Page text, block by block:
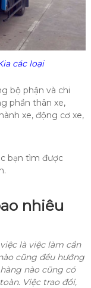
các loại
bộ phận và chi
phần thân xe,
xe, động cơ xe,
bạn tìm được
nhiêu
là việc làm cần
cũng đều hướng
nào cũng có
Việc trao đổi,